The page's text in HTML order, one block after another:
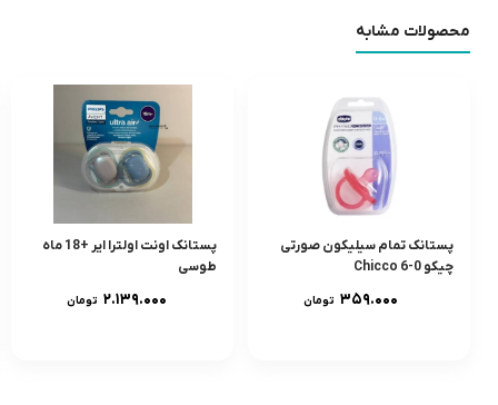
محصولات مشابه
پستانک تمام سيليکون صورتی
چیکو 0-6 Chicco
۳۵۹.۰۰۰ تومان
پستانک اونت اولترا ایر +18 ماه
طوسی
۲.۱۳۹.۰۰۰ تومان